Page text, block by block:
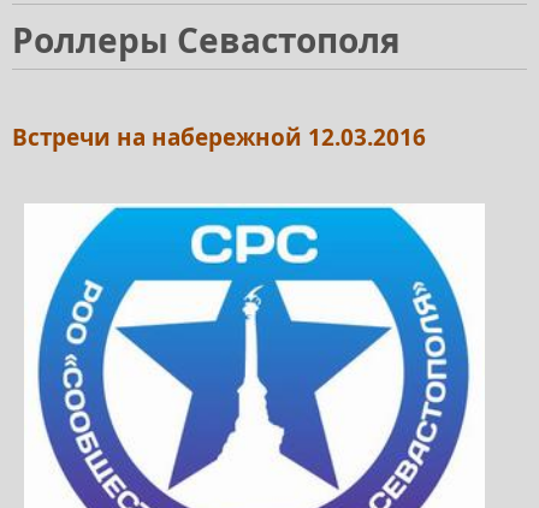
Роллеры Севастополя
Встречи на набережной 12.03.2016